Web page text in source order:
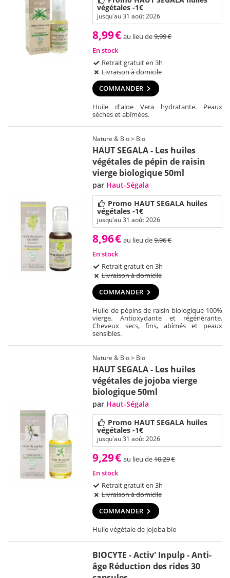
végétales -1€
jusqu'au 31 août 2026
8,99€ au lieu de9,99€
En stock
Retrait gratuit en 3h
Livraison à domicile
COMMANDER
Huile d'aloe Vera hydratante. Peaux
sèches et abîmées.
Nature & Bio > Bio
HAUT SEGALA - Les huiles
végétales de pépin de raisin
vierge biologique 50ml
par Haut-Ségala
Promo HAUT SEGALA huiles
végétales -1€
jusqu'au 31 août 2026
8,96€ au lieu de9,96€
En stock
Retrait gratuit en 3h
Livraison à domicile
COMMANDER
Huile de pépins de raisin biologique 100%
vierge. Antioxydante et régénérante.
Cheveux secs, fins, abîmés et peaux
sensibles.
Nature & Bio > Bio
HAUT SEGALA - Les huiles
végétales de jojoba vierge
biologique 50ml
par Haut-Ségala
Promo HAUT SEGALA huiles
végétales -1€
jusqu'au 31 août 2026
9,29€ au lieu de10,29€
En stock
Retrait gratuit en 3h
Livraison à domicile
COMMANDER
Huile végétale de jojoba bio
BIOCYTE - Activ' Inpulp - Anti-
âge Réduction des rides 30